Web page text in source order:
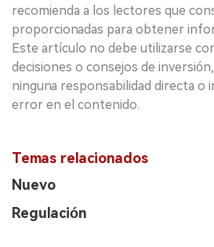
recomienda a los lectores que
proporcionadas para obtener
Este artículo no debe utilizarse
decisiones o consejos de
ninguna responsabilidad directa o
error en el contenido.
Temas relacionados
Nuevo
Regulación